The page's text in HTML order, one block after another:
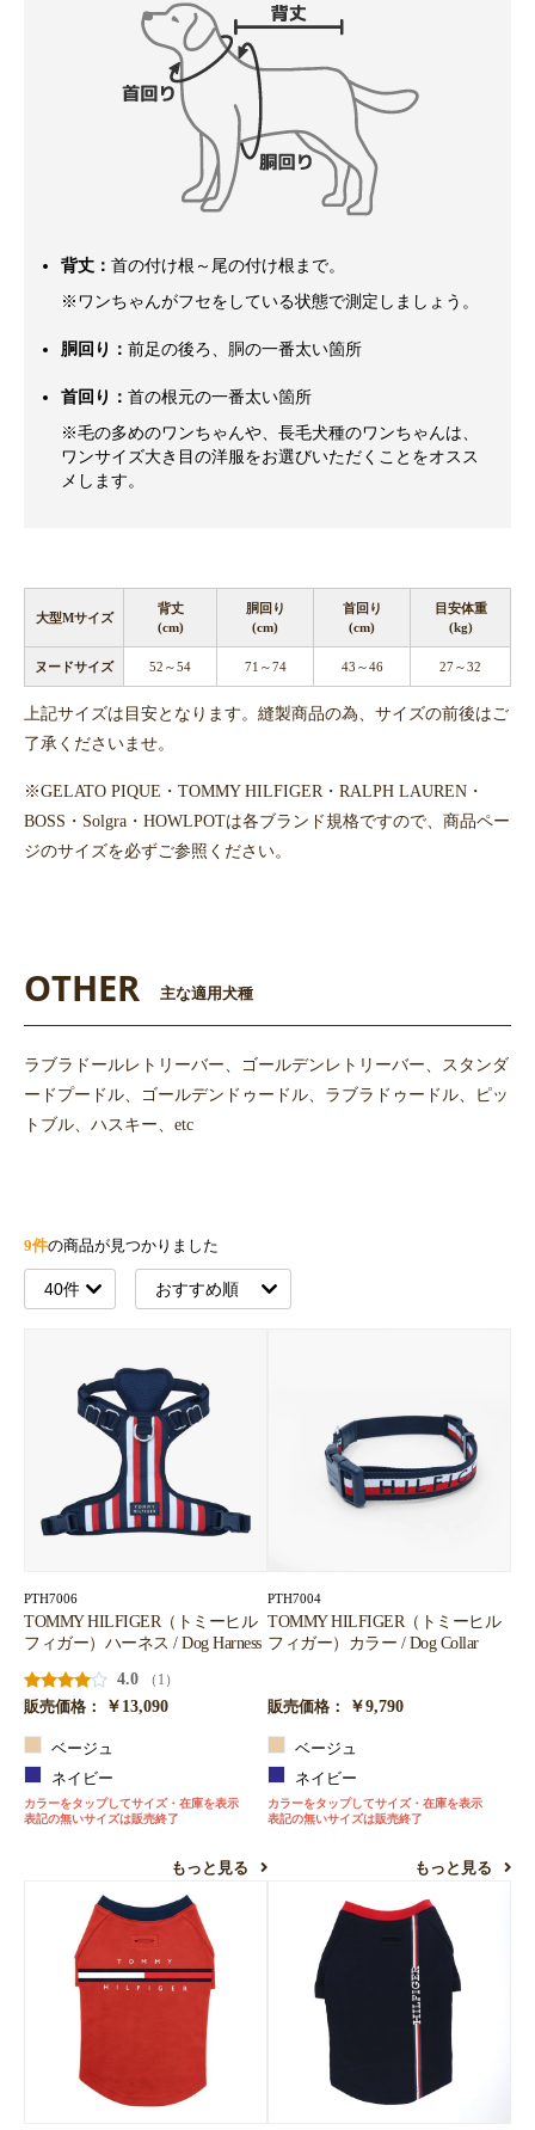
背丈： 首の付け根～尾の付け根まで。
※ワンちゃんがフセをしている状態で測定しましょう。
胴回り： 前足の後ろ、胴の一番太い箇所
首回り： 首の根元の一番太い箇所
※毛の多めのワンちゃんや、長毛犬種のワンちゃんは、
ワンサイズ大き目の洋服をお選びいただくことをオスス
メします。
大型Mサイズ
背丈
(cm)
胴回り
(cm)
首回り
(cm)
目安体重
(kg)
ヌードサイズ 52～54 71～74 43～46 27～32
上記サイズは目安となります。縫製商品の為、サイズの前後はご
了承くださいませ。
※GELATO PIQUE・TOMMY HILFIGER・RALPH LAUREN・
BOSS・Solgra・HOWLPOTは各ブランド規格ですので、商品ペー
ジのサイズを必ずご参照ください。
OTHER 主な適用犬種
ラブラドールレトリーバー、ゴールデンレトリーバー、スタンダ
ードプードル、ゴールデンドゥードル、ラブラドゥードル、ピッ
トブル、ハスキー、etc
9件の商品が見つかりました
PTH7006
TOMMY HILFIGER（トミーヒル
フィガー）ハーネス / Dog Harness
4.0
（1）
販売価格：
￥13,090
ベージュ
ネイビー
カラーをタップしてサイズ・在庫を表示
表記の無いサイズは販売終了
もっと見る
PTH7004
TOMMY HILFIGER（トミーヒル
フィガー）カラー / Dog Collar
販売価格： ￥9,790
ベージュ
ネイビー
カラーをタップしてサイズ・在庫を表示
表記の無いサイズは販売終了
もっと見る